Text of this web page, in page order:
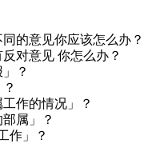
的意见你应该怎么办？
对意见 你怎么办？
？
作的情况」？
属」？
作」？